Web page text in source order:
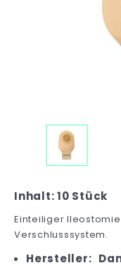
Inhalt: 10 Stück
Einteiliger
Verschlusssystem.
Hersteller: